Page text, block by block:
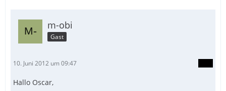
m-obi
Gast
10. Juni 2012 um 09:47
Hallo Oscar,